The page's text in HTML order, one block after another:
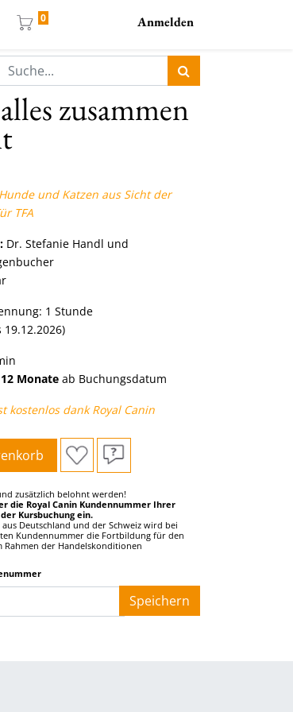
0 Anmelden
zusammen
und Katzen aus Sicht der
TFA
Dr. Stefanie Handl und
1 Stunde
12 Monate ab Buchungsdatum
kostenlos dank Royal Canin
zusätzlich belohnt werden!
die Royal Canin Kundennummer Ihrer
Kursbuchung ein.
Deutschland und der Schweiz wird bei
Kundennummer die Fortbildung für den
Rahmen der Handelskonditionen
Speichern